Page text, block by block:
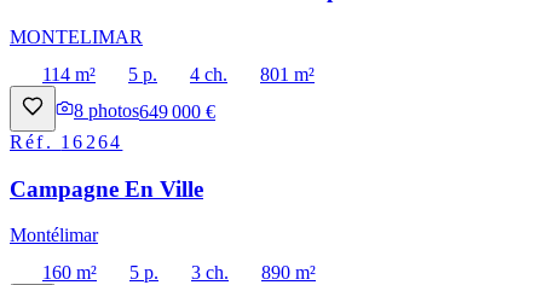
MONTELIMAR
114 m²
5 p. 4 ch.
801 m²
8 photos649 000 €
Réf. 16264
Campagne En Ville
Montélimar
160 m²
5 p. 3 ch.
890 m²